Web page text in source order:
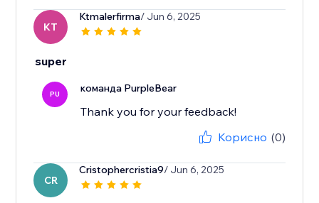
KT
Ktmalerfirma/ Jun 6, 2025
super
PU команда PurpleBear
Корисно (0)
CR
Cristophercristia9/ Jun 6, 2025